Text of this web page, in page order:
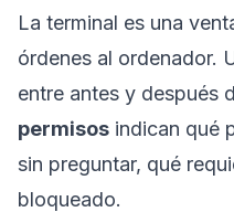
La terminal es una
órdenes al ordenador.
entre antes y después
permisos indican qué
sin preguntar, qué
bloqueado.